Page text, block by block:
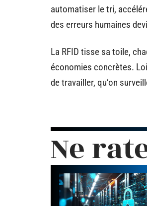
automatiser le tri,
des erreurs humaines
La RFID tisse sa toile,
économies concrètes.
de travailler, qu’on
Ne